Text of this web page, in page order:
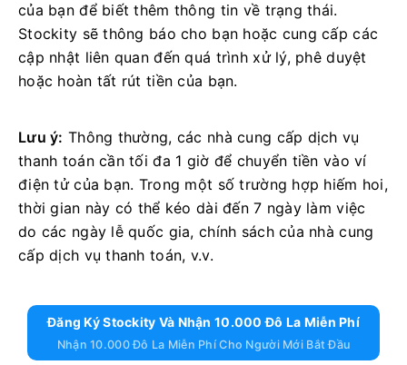
của bạn để biết thêm thông tin về trạng thái.
Stockity sẽ thông báo cho bạn hoặc cung cấp các
cập nhật liên quan đến quá trình xử lý, phê duyệt
hoặc hoàn tất rút tiền của bạn.
Lưu ý: Thông thường, các nhà cung cấp dịch vụ
thanh toán cần tối đa 1 giờ để chuyển tiền vào ví
điện tử của bạn. Trong một số trường hợp hiếm hoi,
thời gian này có thể kéo dài đến 7 ngày làm việc
do các ngày lễ quốc gia, chính sách của nhà cung
cấp dịch vụ thanh toán, v.v.
Đăng Ký Stockity Và Nhận 10.000 Đô La Miễn Phí
Nhận 10.000 Đô La Miễn Phí Cho Người Mới Bắt Đầu